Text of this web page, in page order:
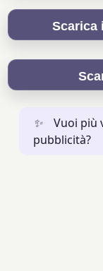
Scarica
✨
Vuoi più
pubblicità?